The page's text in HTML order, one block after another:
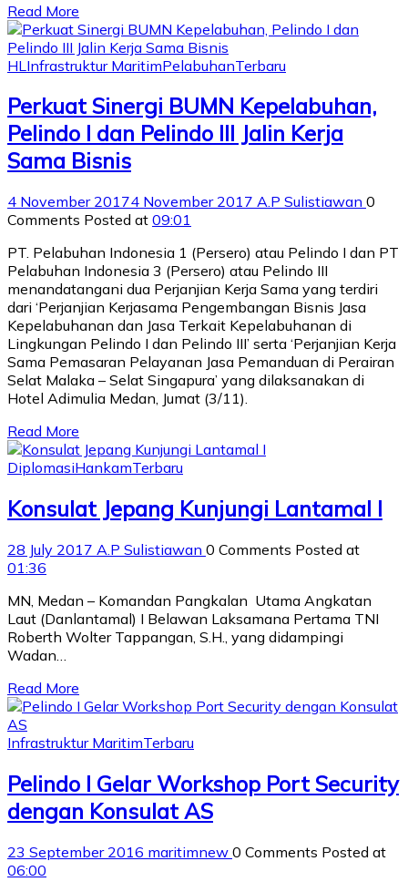
Read More
HL Infrastruktur MaritimPelabuhanTerbaru
Perkuat Sinergi BUMN Kepelabuhan,
Pelindo I dan Pelindo III Jalin Kerja
Sama Bisnis
4 November 20174 November 2017 A.P Sulistiawan 0
Comments Posted at 09:01
PT. Pelabuhan Indonesia 1 (Persero) atau Pelindo I dan PT
Pelabuhan Indonesia 3 (Persero) atau Pelindo III
menandatangani dua Perjanjian Kerja Sama yang terdiri
dari ‘Perjanjian Kerjasama Pengembangan Bisnis Jasa
Kepelabuhanan dan Jasa Terkait Kepelabuhanan di
Lingkungan Pelindo I dan Pelindo III’ serta ‘Perjanjian Kerja
Sama Pemasaran Pelayanan Jasa Pemanduan di Perairan
Selat Malaka – Selat Singapura’ yang dilaksanakan di
Hotel Adimulia Medan, Jumat (3/11).
Read More
DiplomasiHankamTerbaru
Konsulat Jepang Kunjungi Lantamal I
28 July 2017 A.P Sulistiawan 0 Comments Posted at
01:36
MN, Medan – Komandan Pangkalan Utama Angkatan
Laut (Danlantamal) I Belawan Laksamana Pertama TNI
Roberth Wolter Tappangan, S.H., yang didampingi
Wadan…
Read More
Infrastruktur MaritimTerbaru
Pelindo I Gelar Workshop Port Security
dengan Konsulat AS
23 September 2016 maritimnew 0 Comments Posted at
06:00